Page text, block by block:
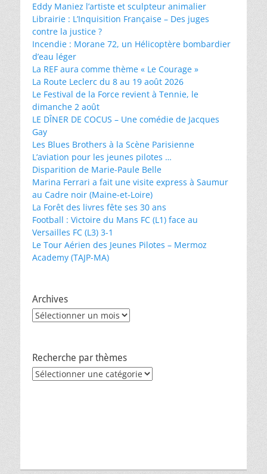
Eddy Maniez l’artiste et sculpteur animalier
Librairie : L’Inquisition Française – Des juges
contre la justice ?
Incendie : Morane 72, un Hélicoptère bombardier
d’eau léger
La REF aura comme thème « Le Courage »
La Route Leclerc du 8 au 19 août 2026
Le Festival de la Force revient à Tennie, le
dimanche 2 août
LE DÎNER DE COCUS – Une comédie de Jacques
Gay
Les Blues Brothers à la Scène Parisienne
L’aviation pour les jeunes pilotes …
Disparition de Marie-Paule Belle
Marina Ferrari a fait une visite express à Saumur
au Cadre noir (Maine-et-Loire)
La Forêt des livres fête ses 30 ans
Football : Victoire du Mans FC (L1) face au
Versailles FC (L3) 3-1
Le Tour Aérien des Jeunes Pilotes – Mermoz
Academy (TAJP-MA)
Archives
Archives
Recherche par thèmes
Recherche